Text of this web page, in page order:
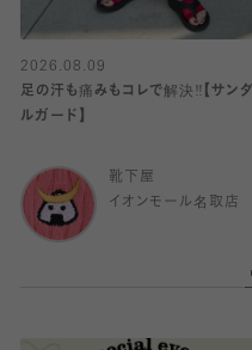
2026.08.09
足の汗も痛みもコレで解決‼️【サンダ
ルガード】
靴下屋
イオンモール名取店